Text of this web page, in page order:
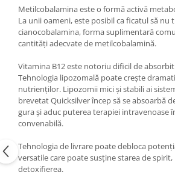
Metilcobalamina este o formă activă
La unii oameni, este posibil ca ficatul să nu
cianocobalamina, forma suplimentară
cantități adecvate de metilcobalamină.
Vitamina B12 este notoriu dificil de
Tehnologia lipozomală poate crește
nutrienților. Lipozomii mici și stabili ai
brevetat Quicksilver încep să se absoarbă
gura și aduc puterea terapiei intravenoase
convenabilă.
Tehnologia de livrare poate debloca
versatile care poate susține starea de
detoxifierea.